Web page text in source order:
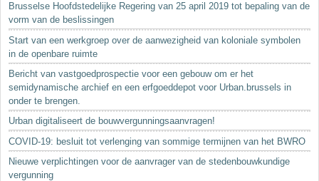
Brusselse Hoofdstedelijke Regering van 25 april 2019 tot bepaling van de
vorm van de beslissingen
Start van een werkgroep over de aanwezigheid van koloniale symbolen
in de openbare ruimte
Bericht van vastgoedprospectie voor een gebouw om er het
semidynamische archief en een erfgoeddepot voor Urban.brussels in
onder te brengen.
Urban digitaliseert de bouwvergunningsaanvragen!
COVID-19: besluit tot verlenging van sommige termijnen van het BWRO
Nieuwe verplichtingen voor de aanvrager van de stedenbouwkundige
vergunning